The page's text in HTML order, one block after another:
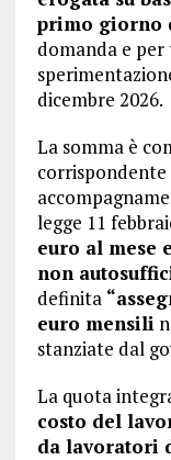
primo giorno
domanda e
dicembre 2026.
La somma è
legge 11
euro al mese
non
definita
euro mensili
stanziate dal
La quota
costo del
da lavoratori